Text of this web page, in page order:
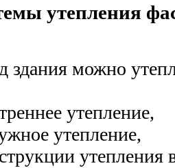
утепления
здания можно
утепление,
утепление,
утепления